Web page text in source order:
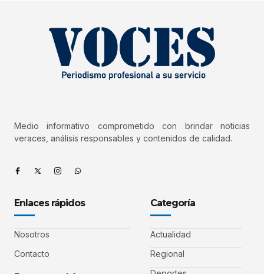
Medio informativo comprometido con brindar noticias
veraces, análisis responsables y contenidos de calidad.
Enlaces rápidos
Nosotros
Contacto
Categoría
Actualidad
Regional